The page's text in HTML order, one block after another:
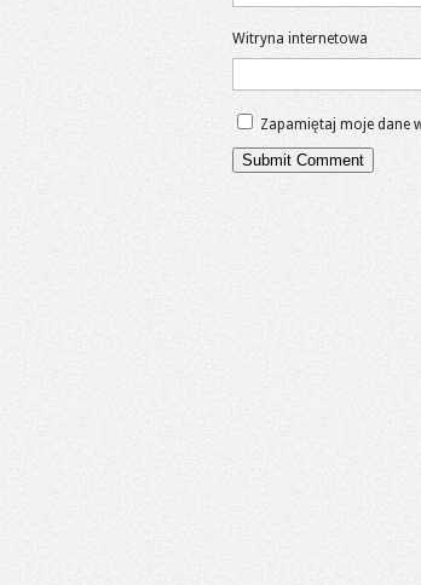
Witryna internetowa
Zapamiętaj moje dane